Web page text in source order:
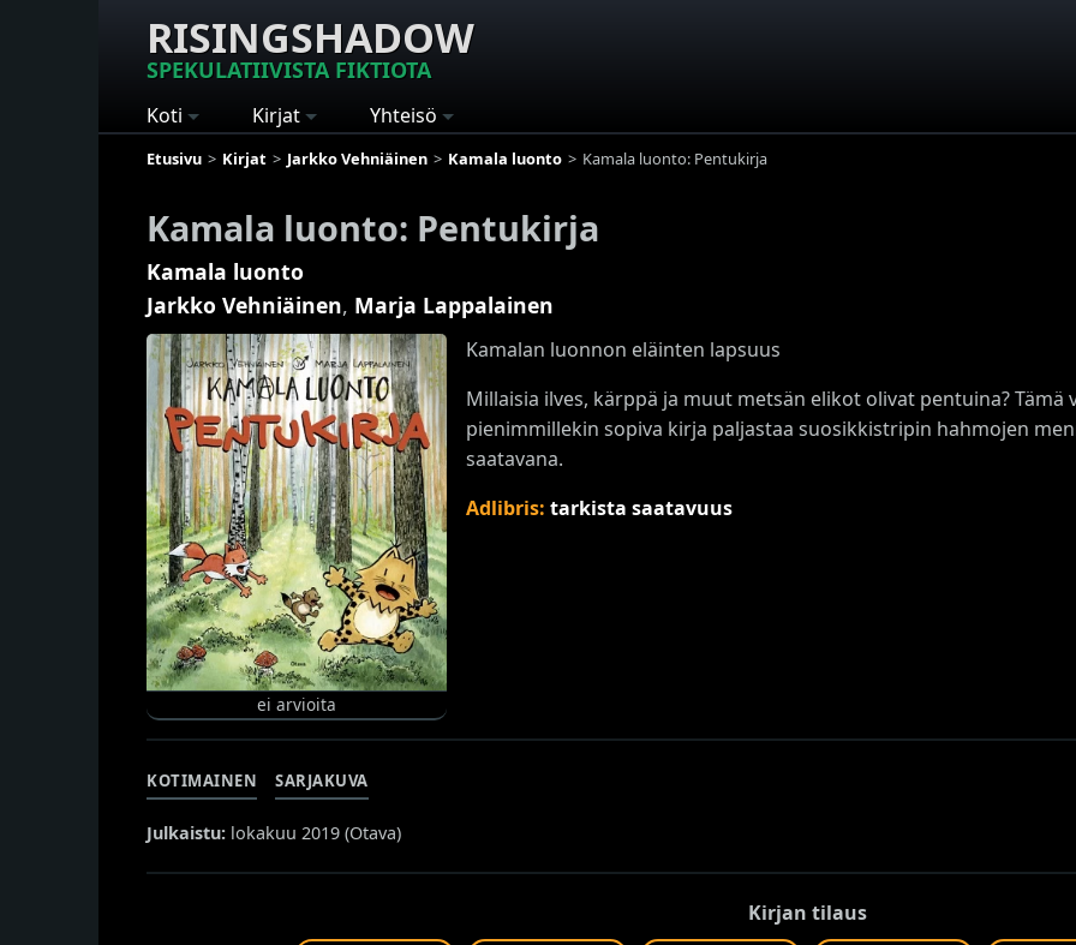
RISINGSHADOW
SPEKULATIIVISTA FIKTIOTA
Koti Kirjat Yhteisö
Etusivu Kirjat Jarkko Vehniäinen Kamala luonto Kamala luonto: Pentukirja
Kamala luonto: Pentukirja
Kamala luonto
Jarkko Vehniäinen, Marja Lappalainen
ei arvioita
Kamalan luonnon eläinten lapsuus
Millaisia ilves, kärppä ja muut metsän elikot olivat pentuina?
pienimmillekin sopiva kirja paljastaa suosikkistripin hahmojen
saatavana.
Adlibris: tarkista saatavuus
KOTIMAINEN SARJAKUVA
Julkaistu: lokakuu 2019 (Otava)
Kirjan tilaus